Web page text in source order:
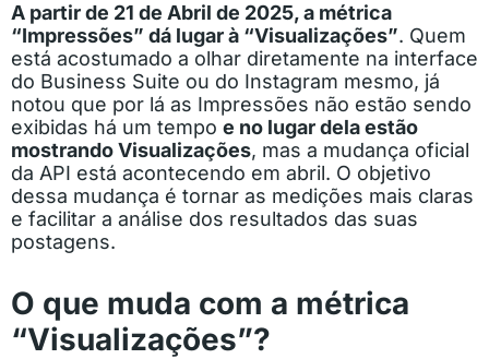
A partir de 21 de Abril de 2025, a métrica
“Impressões” dá lugar à “Visualizações”. Quem
está acostumado a olhar diretamente na interface
do Business Suite ou do Instagram mesmo, já
notou que por lá as Impressões não estão sendo
exibidas há um tempo e no lugar dela estão
mostrando Visualizações, mas a mudança oficial
da API está acontecendo em abril. O objetivo
dessa mudança é tornar as medições mais claras
e facilitar a análise dos resultados das suas
postagens.
O que muda com a métrica
“Visualizações”?